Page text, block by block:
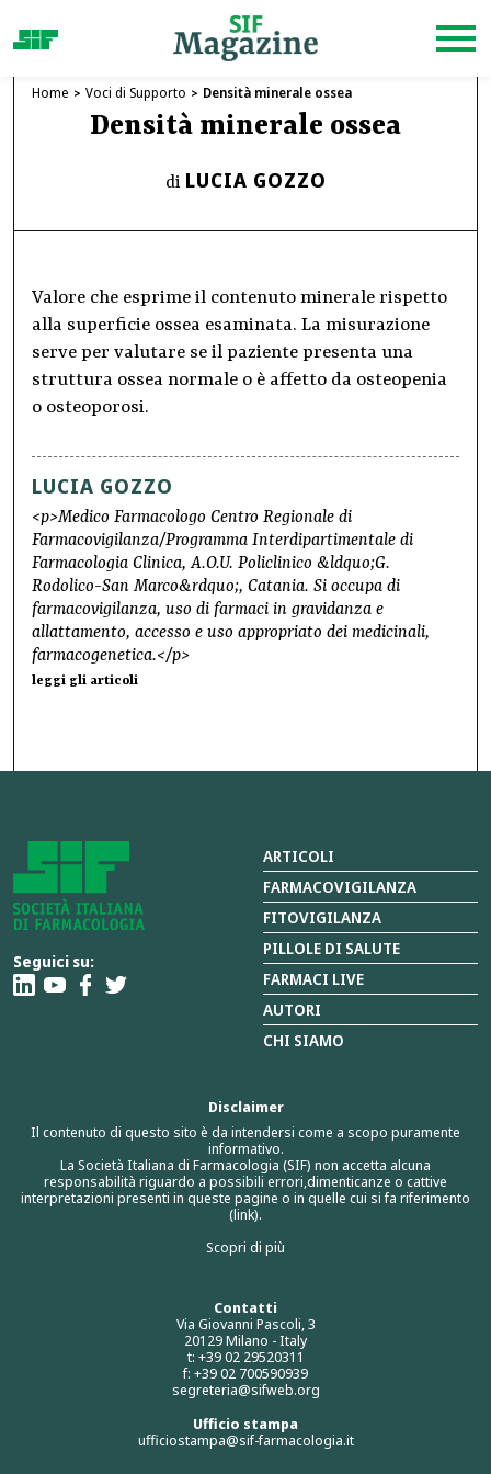
Home Voci di Supporto Densità minerale ossea
Densità minerale ossea
di LUCIA GOZZO
Valore che esprime il contenuto minerale rispetto
alla superficie ossea esaminata. La misurazione
serve per valutare se il paziente presenta una
struttura ossea normale o è affetto da osteopenia
o osteoporosi.
LUCIA GOZZO
<p>Medico Farmacologo Centro Regionale di
Farmacovigilanza/Programma Interdipartimentale di
Farmacologia Clinica, A.O.U. Policlinico &ldquo;G.
Rodolico-San Marco&rdquo;, Catania. Si occupa di
farmacovigilanza, uso di farmaci in gravidanza e
allattamento, accesso e uso appropriato dei medicinali,
farmacogenetica.</p>
leggi gli articoli
Seguici su:
Contatti
Via Giovanni Pascoli, 3
20129 Milano - Italy
t: +39 02 29520311
f: +39 02 700590939
segreteria@sifweb.org
Ufficio stampa
ufficiostampa@sif-farmacologia.it
Disclaimer
Il contenuto di questo sito è da intendersi come a scopo puramente
informativo.
La Società Italiana di Farmacologia (SIF) non accetta alcuna
responsabilità riguardo a possibili errori,dimenticanze o cattive
interpretazioni presenti in queste pagine o in quelle cui si fa riferimento
(link).
Scopri di più
ARTICOLI
FARMACOVIGILANZA
FITOVIGILANZA
PILLOLE DI SALUTE
FARMACI LIVE
AUTORI
CHI SIAMO